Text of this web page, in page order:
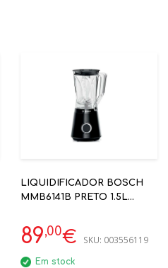
LIQUIDIFICADOR BOSCH
MMB6141B PRETO 1.5L
89,00€ SKU: 003556119
Em stock